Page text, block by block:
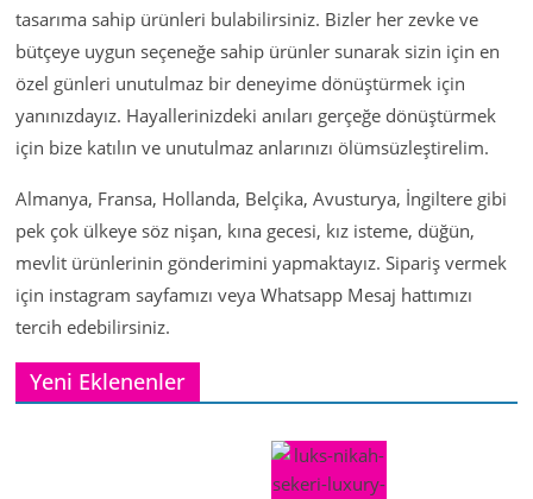
tasarıma sahip ürünleri bulabilirsiniz. Bizler her zevke ve
bütçeye uygun seçeneğe sahip ürünler sunarak sizin için en
özel günleri unutulmaz bir deneyime dönüştürmek için
yanınızdayız. Hayallerinizdeki anıları gerçeğe dönüştürmek
için bize katılın ve unutulmaz anlarınızı ölümsüzleştirelim.
Almanya, Fransa, Hollanda, Belçika, Avusturya, İngiltere gibi
pek çok ülkeye söz nişan, kına gecesi, kız isteme, düğün,
mevlit ürünlerinin gönderimini yapmaktayız. Sipariş vermek
için instagram sayfamızı veya Whatsapp Mesaj hattımızı
tercih edebilirsiniz.
Yeni Eklenenler